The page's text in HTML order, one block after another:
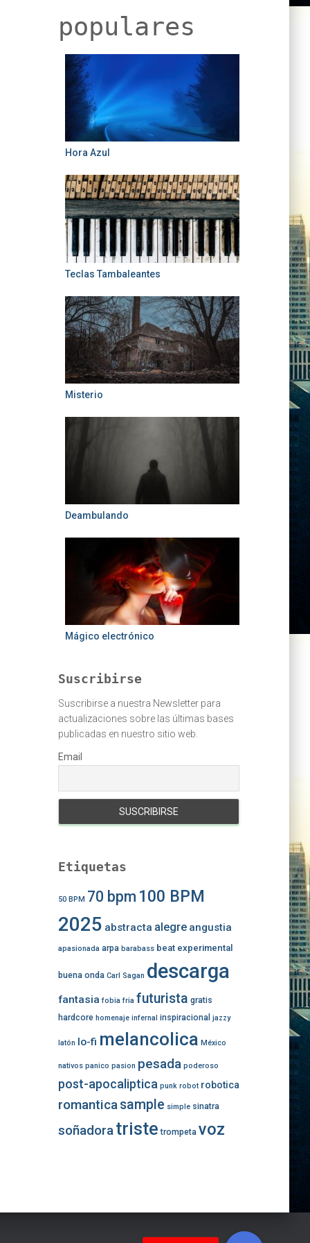
populares
Hora Azul
Teclas Tambaleantes
Misterio
Deambulando
Mágico electrónico
Suscribirse
Suscribirse a nuestra Newsletter para
actualizaciones sobre las últimas bases
publicadas en nuestro sitio web.
Email
Etiquetas
50 BPM 70 bpm 100 BPM
2025 abstracta alegre angustia
apasionada arpa barabass beat experimental
buena onda Carl Sagan descarga
fantasia fobia fria futurista gratis
hardcore homenaje infernal inspiracional jazzy
latón lo-fi melancolica México
nativos panico pasion pesada poderoso
post-apocaliptica punk robot robotica
romanticasample simple sinatra
soñadora triste trompeta voz